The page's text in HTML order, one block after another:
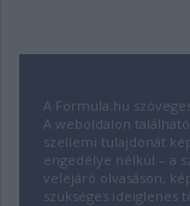
A Formula.hu
A weboldalon
szellemi tulajdonát
engedélye nélkül – a
velejáró olvasáson,
szükséges ideiglenes